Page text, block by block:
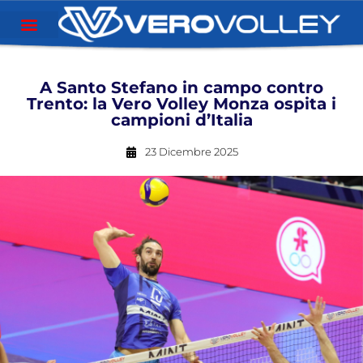
A Santo Stefano in campo contro
Trento: la Vero Volley Monza ospita i
campioni d’Italia
23 Dicembre 2025